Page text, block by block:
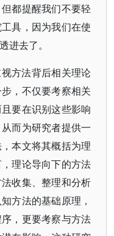
都提醒我们不要轻
具，因为我们在使
进去了。
方法背后相关理论
，不仅要考察相关
要在识别这些影响
而为研究者提供一
本文将其概括为理
理论导向下的方法
收集、整理和分析
方法的基础原理，
，更要考察与方法